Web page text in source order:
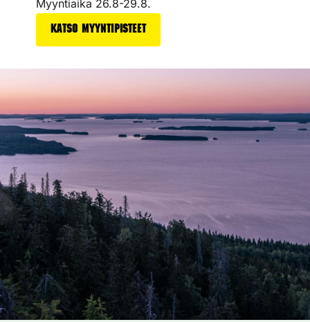
Myyntiaika 26.8-29.8.
Katso myyntipisteet